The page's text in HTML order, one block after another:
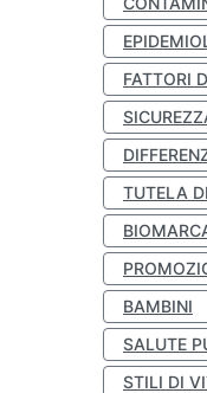
FATTORI
TUTELA
BAMBINI
SALUTE
STILI DI